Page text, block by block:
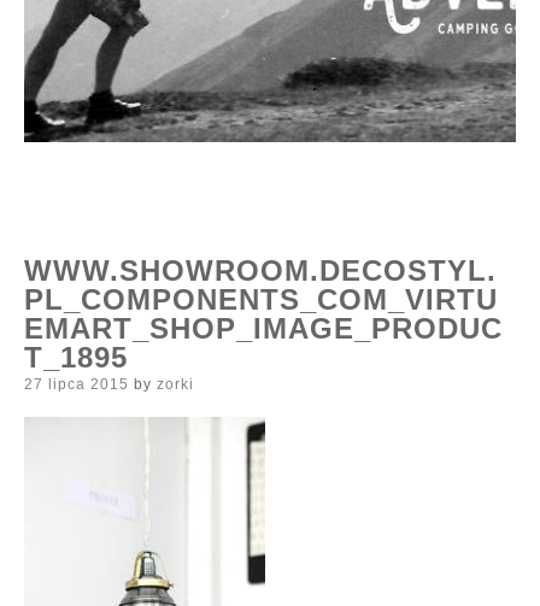
WWW.SHOWROOM.DECOSTYL.
PL_COMPONENTS_COM_VIRTU
EMART_SHOP_IMAGE_PRODUC
T_1895
Posted
27 lipca 2015 by zorki